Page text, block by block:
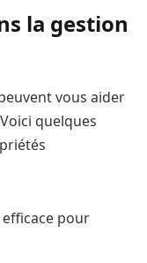
la gestion
vous aider
quelques
efficace pour